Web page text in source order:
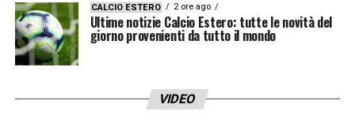
CALCIO ESTERO 2 ore ago
Ultime notizie Calcio Estero: tutte le novità del
giorno provenienti da tutto il mondo
VIDEO